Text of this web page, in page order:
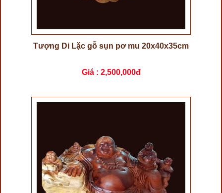
Tượng Di Lặc gỗ sụn pơ mu 20x40x35cm
Giá : 2,500,000đ